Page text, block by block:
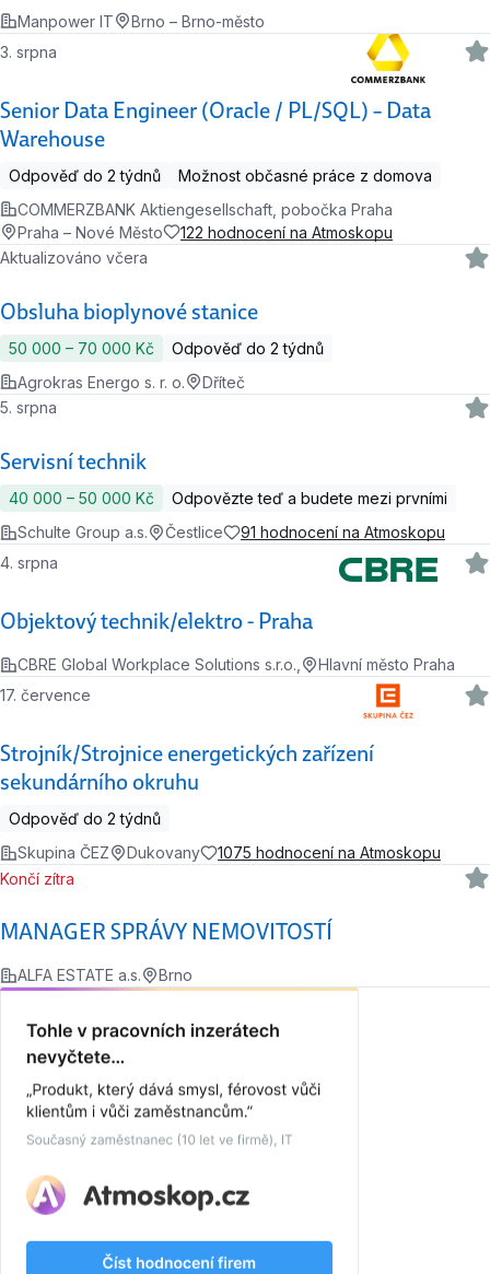
Manpower IT Brno – Brno-město
Senior Data Engineer (Oracle / PL/SQL) – Data
Warehouse
3. srpna
Odpověď do 2 týdnů
Možnost občasné práce z domova
COMMERZBANK Aktiengesellschaft, pobočka Praha
Praha – Nové Město
122 hodnocení na Atmoskopu
Obsluha bioplynové stanice
Aktualizováno včera
50 000 ‍–‍ 70 000 Kč
Odpověď do 2 týdnů
Agrokras Energo s. r. o.
Dříteč
Servisní technik
5. srpna
40 000 ‍–‍ 50 000 Kč
Odpovězte teď a budete mezi prvními
Schulte Group a.s.
Čestlice 91 hodnocení na Atmoskopu
Objektový technik/elektro - Praha
4. srpna
CBRE Global Workplace Solutions s.r.o., Hlavní město Praha
Strojník/Strojnice energetických zařízení
sekundárního okruhu
17. července
Odpověď do 2 týdnů
Skupina ČEZ
Dukovany 1075 hodnocení na Atmoskopu
MANAGER SPRÁVY NEMOVITOSTÍ
Končí zítra
ALFA ESTATE a.s. Brno